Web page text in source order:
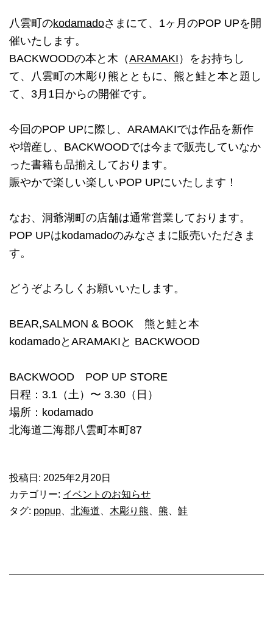
八雲町のkodamadoさまにて、1ヶ月のPOP UPを開
催いたします。
BACKWOODの本と木（ARAMAKI ）をお持ちし
て、八雲町の木彫り熊とともに、熊と鮭と本と題し
て、3月1日からの開催です。
今回のPOP UPに際し、ARAMAKIでは作品を新作
や増産し、BACKWOODでは今まで販売していなか
った書籍も品揃えしております。
賑やかで楽しい楽しいPOP UPにいたします！
なお、洞爺湖町の店舗は通常営業しております。
POP UPはkodamadoのみなさまに販売いただきま
す。
どうぞよろしくお願いいたします。
BEAR,SALMON & BOOK 熊と鮭と本
kodamadoとARAMAKIと BACKWOOD
BACKWOOD POP UP STORE
日程：3.1（土）〜 3.30（日）
場所：kodamado
北海道二海郡八雲町本町87
投稿日: 2025年2月20日
カテゴリー: イベントのお知らせ
タグ: popup 北海道 木彫り熊 熊 鮭